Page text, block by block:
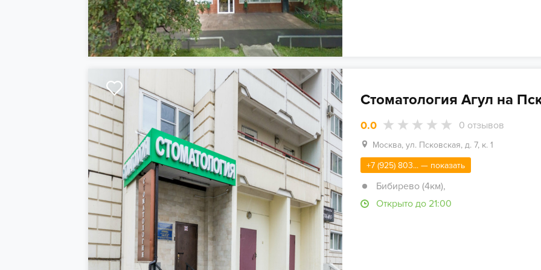
Стоматология Агул на
0.0 0 отзывов
Москва, ул. Псковская, д. 7, к. 1
+7 (925) 803... — показать
Бибирево (4км),
Открыто до 21:00